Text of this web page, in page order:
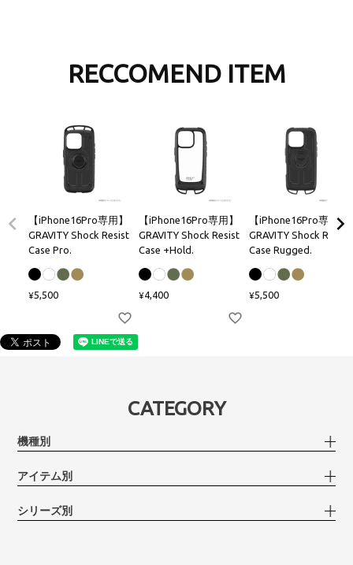
RECCOMEND ITEM
【iPhone16Pro専用】
GRAVITY Shock Resist
Case Pro.
¥5,500
【iPhone16Pro専用】
GRAVITY Shock Resist
Case +Hold.
¥4,400
【iPhone16Pro専用】
GRAVITY Shock Resist
Case Rugged.
¥5,500
CATEGORY
機種別
アイテム別
シリーズ別